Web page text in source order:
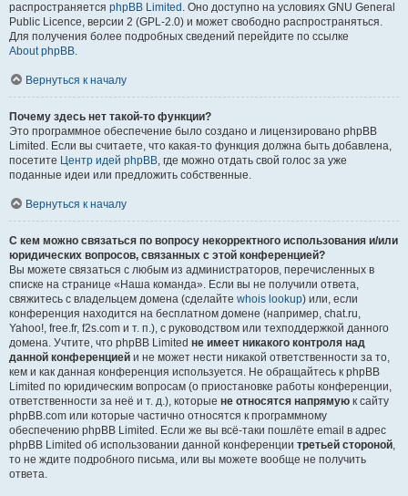
распространяется phpBB Limited . Оно доступно на условиях GNU General
Public Licence, версии 2 (GPL-2.0) и может свободно распространяться.
Для получения более подробных сведений перейдите по ссылке
About phpBB.
Вернуться к началу
Почему здесь нет такой-то функции?
Это программное обеспечение было создано и лицензировано phpBB
Limited. Если вы считаете, что какая-то функция должна быть добавлена,
посетите Центр идей phpBB, где можно отдать свой голос за уже
поданные идеи или предложить собственные.
Вернуться к началу
С кем можно связаться по вопросу некорректного использования и/или
юридических вопросов, связанных с этой конференцией?
Вы можете связаться с любым из администраторов, перечисленных в
списке на странице «Наша команда». Если вы не получили ответа,
свяжитесь с владельцем домена (сделайте whois lookup) или, если
конференция находится на бесплатном домене (например, chat.ru,
Yahoo!, free.fr, f2s.com и т. п.), с руководством или техподдержкой данного
домена. Учтите, что phpBB Limited не имеет никакого контроля над
данной конференцией и не может нести никакой ответственности за то,
кем и как данная конференция используется. Не обращайтесь к phpBB
Limited по юридическим вопросам (о приостановке работы конференции,
ответственности за неё и т. д.), которые не относятся напрямую к сайту
phpBB.com или которые частично относятся к программному
обеспечению phpBB Limited. Если же вы всё-таки пошлёте email в адрес
phpBB Limited об использовании данной конференции третьей стороной,
то не ждите подробного письма, или вы можете вообще не получить
ответа.